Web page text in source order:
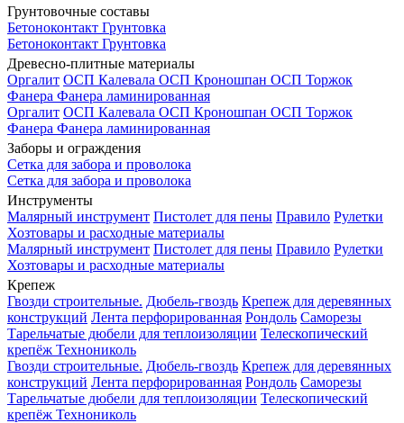
Грунтовочные составы
Бетоноконтакт Грунтовка
Бетоноконтакт Грунтовка
Древесно-плитные материалы
Оргалит ОСП Калевала ОСП Кроношпан ОСП Торжок
Фанера Фанера ламинированная
Оргалит ОСП Калевала ОСП Кроношпан ОСП Торжок
Фанера Фанера ламинированная
Заборы и ограждения
Сетка для забора и проволока
Сетка для забора и проволока
Инструменты
Малярный инструмент Пистолет для пены Правило Рулетки
Хозтовары и расходные материалы
Малярный инструмент Пистолет для пены Правило Рулетки
Хозтовары и расходные материалы
Крепеж
Гвозди строительные. Дюбель-гвоздь Крепеж для деревянных
конструкций Лента перфорированная Рондоль Саморезы
Тарельчатые дюбели для теплоизоляции Телескопический
крепёж Технониколь
Гвозди строительные. Дюбель-гвоздь Крепеж для деревянных
конструкций Лента перфорированная Рондоль Саморезы
Тарельчатые дюбели для теплоизоляции Телескопический
крепёж Технониколь